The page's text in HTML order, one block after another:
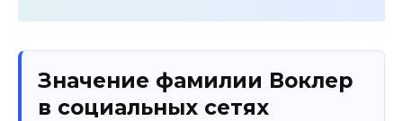
Значение фамилии Воклер
в социальных сетях